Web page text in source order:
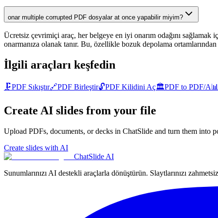
onar multiple corrupted PDF dosyalar at once yapabilir miyim?
Ücretsiz çevrimiçi araç, her belgeye en iyi onarım odağını
onarmanıza olanak tanır. Bu, özellikle bozuk depolama
İlgili araçları keşfedin
🗜️PDF Sıkıştır🔗PDF Birleştir🔓PDF Kilidini Aç🏛️PDF to PDF/A
Create AI slides from your file
Upload PDFs, documents, or decks in ChatSlide and turn them into
Create slides with AI
ChatSlide AI
Sunumlarınızı AI destekli araçlarla dönüştürün. Slaytlarınızı